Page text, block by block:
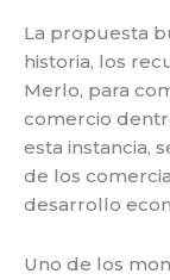
La propuesta
historia, los
Merlo, para
comercio
esta instancia,
de los
desarrollo
Uno de los